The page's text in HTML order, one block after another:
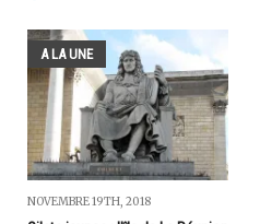
A LA UNE
NOVEMBRE 19TH, 2018